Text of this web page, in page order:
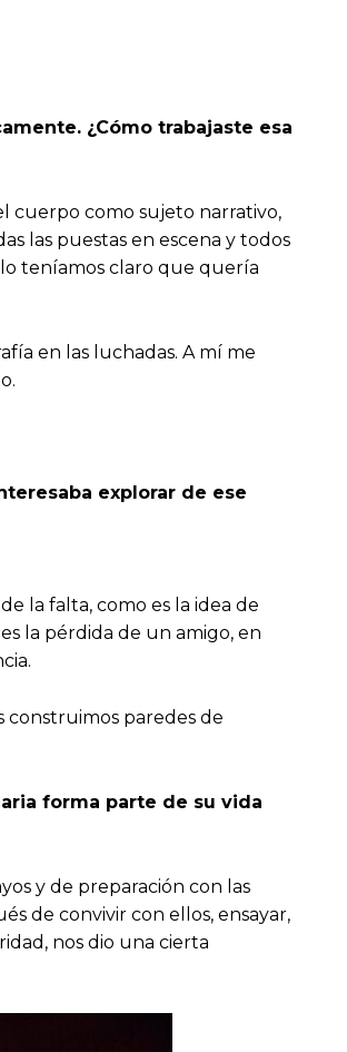
¿Cómo trabajaste esa
cuerpo como sujeto narrativo,
las puestas en escena y todos
teníamos claro que quería
en las luchadas. A mí me
explorar de ese
la falta, como es la idea de
la pérdida de un amigo, en
construimos paredes de
forma parte de su vida
y de preparación con las
de convivir con ellos, ensayar,
nos dio una cierta